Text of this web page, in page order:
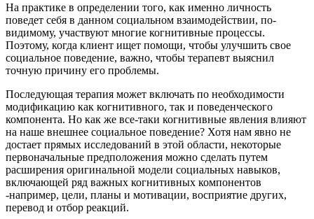
На практике в определении того, как именно личность
поведет себя в данном социальном взаимодействии, по-
видимому, участвуют многие когнитивные процессы.
Поэтому, когда клиент ищет помощи, чтобы улучшить свое
социальное поведение, важно, чтобы терапевт выяснил
точную причину его проблемы.
Последующая терапия может включать по необходимости
модификацию как когнитивного, так и поведенческого
компонента. Но как же все-таки когнитивные явления влияют
на наше внешнее социальное поведение? Хотя нам явно не
достает прямых исследований в этой области, некоторые
первоначальные предположения можно сделать путем
расширения оригинальной модели социальных навыков,
включающей ряд важных когнитивных компонентов
-например, цели, планы и мотивации, восприятие других,
перевод и отбор реакций.